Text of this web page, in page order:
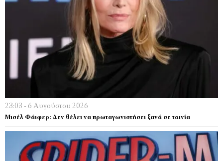
23:03 - 6 Αυγούστου 2026
Μισέλ Φάιφερ: Δεν θέλει να πρωταγωνιστήσει ξανά σε ταινία